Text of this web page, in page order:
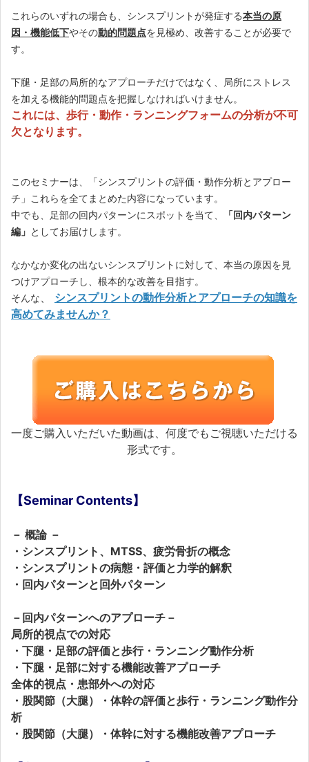
これらのいずれの場合も、シンスプリントが発症する本当の原
因・機能低下やその動的問題点を見極め、改善することが必要で
す。
下腿・足部の局所的なアプローチだけではなく、局所にストレス
を加える機能的問題点を把握しなければいけません。
これには、歩行・動作・ランニングフォームの分析が不可
欠となります。
このセミナーは、「シンスプリントの評価・動作分析とアプロー
チ」これらを全てまとめた内容になっています。
中でも、足部の回内パターンにスポットを当て、
「回内パターン
編」 としてお届けします。
なかなか変化の出ないシンスプリントに対して、本当の原因を見
つけアプローチし、根本的な改善を目指す。
そんな、 シンスプリントの動作分析とアプローチの知識を
高めてみませんか？
一度ご購入いただいた動画は、何度でもご視聴いただける
形式です。
【Seminar Contents】
－ 概論 －
・シンスプリント、MTSS、疲労骨折の概念
・シンスプリントの病態・評価と力学的解釈
・回内パターンと回外パターン
－回内パターンへのアプローチ－
局所的視点での対応
・下腿・足部の評価と歩行・ランニング動作分析
・下腿・足部に対する機能改善アプローチ
全体的視点・患部外への対応
・股関節（大腿）・体幹の評価と歩行・ランニング動作分
析
・股関節（大腿）・体幹に対する機能改善アプローチ